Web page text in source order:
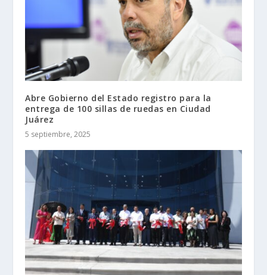
Abre Gobierno del Estado registro para la
entrega de 100 sillas de ruedas en Ciudad
Juárez
5 septiembre, 2025